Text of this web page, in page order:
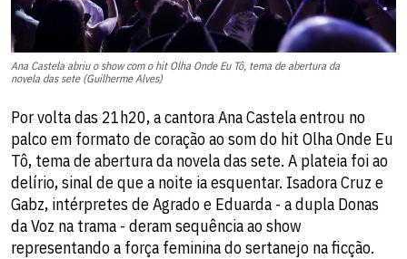
Ana Castela abriu o show com o hit Olha Onde Eu Tô, tema de abertura da
novela das sete (Guilherme Alves)
Por volta das 21h20, a cantora Ana Castela entrou no
palco em formato de coração ao som do hit Olha Onde Eu
Tô, tema de abertura da novela das sete. A plateia foi ao
delírio, sinal de que a noite ia esquentar. Isadora Cruz e
Gabz, intérpretes de Agrado e Eduarda - a dupla Donas
da Voz na trama - deram sequência ao show
representando a força feminina do sertanejo na ficção.